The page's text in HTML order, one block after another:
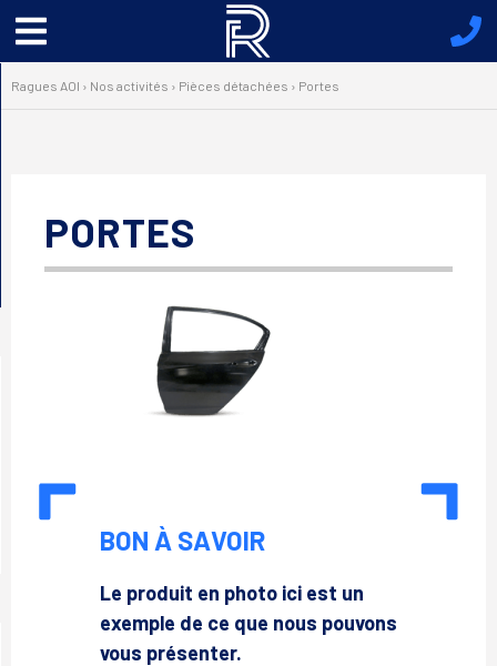
Menu
principal
Ragues AOI › Nos activités › Pièces détachées › Portes
PORTES
BON À SAVOIR
Le produit en photo ici est un
exemple de ce que nous pouvons
vous présenter.